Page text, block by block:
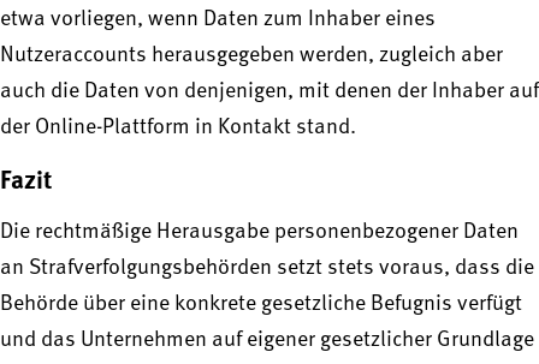
etwa vorliegen, wenn Daten zum Inhaber eines
Nutzeraccounts herausgegeben werden, zugleich aber
auch die Daten von denjenigen, mit denen der Inhaber auf
der Online-Plattform in Kontakt stand.
Fazit
Die rechtmäßige Herausgabe personenbezogener Daten
an Strafverfolgungsbehörden setzt stets voraus, dass die
Behörde über eine konkrete gesetzliche Befugnis verfügt
und das Unternehmen auf eigener gesetzlicher Grundlage